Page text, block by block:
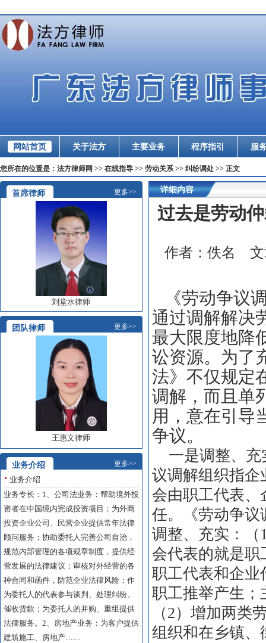
网站首页 关于法方 主要业务 程序指引 服
您所在的位置是：法方律师网 >> 在线指导 >> 劳动关系 >> 纠纷调处 >> 正文
首席律师 更多>>
刘堂水律师
团队律师 更多>>
王惠文律师
业务介绍 更多>>
业务介绍
业务专长：1、公司法业务：帮助境外投
资者在中国境内完成投资项目；为外商
投资企业公司、民营企业提供常年法律
顾问服务；协助委托人完善公司自治，
规范内部管理的各项规章制度，提供经
营发展的法律建议；审核对外经营的各
种合同和函件，防范企业法律风险；作
为委托人的代表参与谈判、处理纠纷、
催收货款；为委托人的并购、重组提供
法律服务。2、房地产业务：为客户提供
建筑施工、房地产……
详细内容
过去是劳动
作者： 佚名 文
《劳动争议
通过调解解决
最大限度地降
讼资源。为了
法》不仅规定
调解，而且单
用，意在引导
争议。
一是调整、充
议调解组织指企
会由职工代表、
任。《劳动争议
调整、充实：（
会代表的就是职
职工代表和企业
职工推举产生；
（2）增加两类
组织和在乡镇、